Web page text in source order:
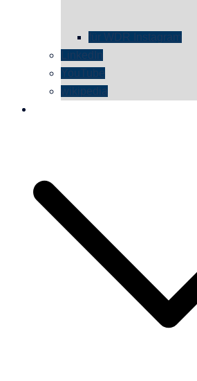
für WDR Instagram
LinkedIn
YouTube
wikipedia